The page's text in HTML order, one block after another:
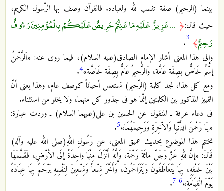
بینما (الرحیم) صفة تنسب لله ولعباده. فالقرآن وصف بها الرّسول الکریم،
حیث قال:﴿ ... عَزِيزٌ عَلَيْهِ مَا عَنِتُّمْ حَرِيصٌ عَلَيْكُمْ بِالْمُؤْمِنِينَ رَءُوفٌ
رَحِيمٌ﴾ 3
.
وإلى هذا المعنى أشار الإمام الصادق(علیه السلام)، فیما روی عنه: «اَلرَّحْمنُ
إسْمٌ خَاصٌّ بصِفَة عَامَّة، وَالرَّحیمُ عَامٌّ بِصِفَة خَاصَّة»4
.
ومع کل هذا، نجد کلمة (الرّحیم) تستعمل أحیاناً کوصف عام، وهذا یعنی أنّ
التمییز المذکور بین الکلمتین إنّما هو فی جذور کل منهما، ولا یخلو من استثناء.
فی دعاء عرفة ـ المنقول عن الحسین بن علی(علیهما السلام) ـ وردت عبارة:
«یَا رَحْمنَ الدُّنْیِا وَالاْخِرَةِ وَرَحِیمَهُمَا»5
.
نختتم هذا الموضوع بحدیث عمیق المعنى، عن رَسُولِ اللهِ(صلى الله علیه وآله)
قَالَ: «إنَّ للهِ عَزَّ وَجَلّ مائَةَ رَحْمَة، وَإنَّهُ أَنْزَلَ مِنْهَا واحِدَةً إلَى الأَرْضِ، فَقَسَّمَهَا
بَیْنَ خَلْقِهِ، بِهَا یَتَعَاطَفُونَ وَیَتَرَاحَمُونَ، وَأَخَّرَ تِسْعاً وَتِسْعِینَ لِنَفْسِهِ یَرْحَمُ بِهَا عِبَادَهُ
یَوْمَ الْقِیَامَةِ»6
7
.